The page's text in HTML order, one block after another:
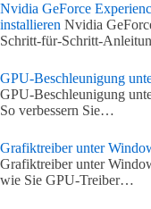
Nvidia GeForce
installieren Nvidia
Schritt-für-Schritt-
GPU-Beschleunigung
GPU-Beschleunigung
So verbessern Sie…
Grafiktreiber unter
Grafiktreiber unter
wie Sie GPU-Treiber…